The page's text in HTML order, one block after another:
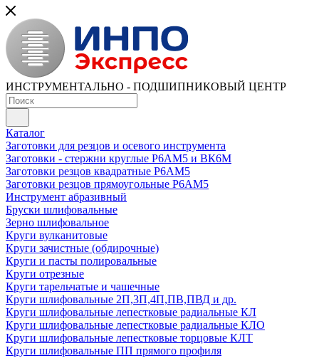
ИНСТРУМЕНТАЛЬНО - ПОДШИПНИКОВЫЙ ЦЕНТР
Каталог
Заготовки для резцов и осевого инструмента
Заготовки - стержни круглые Р6АМ5 и ВК6М
Заготовки резцов квадратные Р6АМ5
Заготовки резцов прямоугольные Р6АМ5
Инструмент абразивный
Бруски шлифовальные
Зерно шлифовальное
Круги вулканитовые
Круги зачистные (обдирочные)
Круги и пасты полировальные
Круги отрезные
Круги тарельчатые и чашечные
Круги шлифовальные 2П,3П,4П,ПВ,ПВД и др.
Круги шлифовальные лепестковые радиальные КЛ
Круги шлифовальные лепестковые радиальные КЛО
Круги шлифовальные лепестковые торцовые КЛТ
Круги шлифовальные ПП прямого профиля